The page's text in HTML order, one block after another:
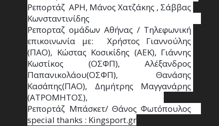
Ρεπορτάζ  ΑΡΗ, Μάνος Χατζάκης , Σάββας
Κωνσταντινίδης
Ρεπορταζ ομάδων Αθήνας / Τηλεφωνική
επικοινωνία με:  Χρήστος Γιαννούλης
(ΠΑΟ), Κώστας Κοσικίδης (ΑΕΚ), Γιάννης
Κωστίκος (ΟΣΦΠ), Αλέξανδρος
Παπανικολάου(ΟΣΦΠ), Θανάσης
Κασάπης(ΠΑΟ), Δημήτρης Μαγγανάρης
(ΑΤΡΟΜΗΤΟΣ),
Ρεπορτάζ Μπάσκετ/ Θάνος Φωτόπουλος
special thanks : Κingsport.gr